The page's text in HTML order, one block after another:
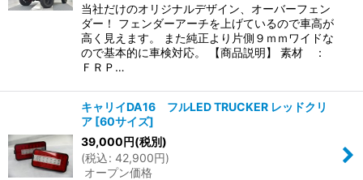
当社だけのオリジナルデザイン、オーバーフェン
ダー！ フェンダーアーチを上げているので車高が
高く見えます。 また純正より片側９ｍｍワイドな
ので基本的に車検対応。 【商品説明】 素材 ：
ＦＲＰ…
キャリイDA16 フルLED TRUCKER レッドクリ
ア [60サイズ]
39,000円(税別)
(税込: 42,900円)
オープン価格